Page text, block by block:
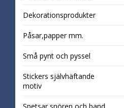
Dekorationsprodukter
Påsar,papper mm.
Små pynt och pyssel
Stickers självhäftande
motiv
Spetsar snören och band